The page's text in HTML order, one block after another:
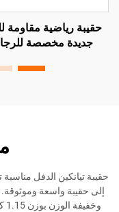
مقاومة للماء
مخصصة للرجال
الرياضية والسفر
ميزة
الدفل مناسبة تمامًا
وموثوقة. مصنوعة من